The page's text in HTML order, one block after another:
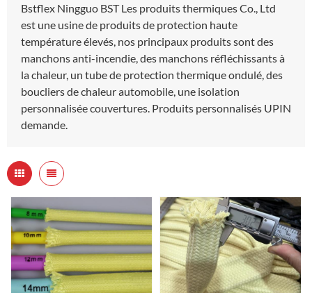
Bstflex Ningguo BST Les produits thermiques Co., Ltd
est une usine de produits de protection haute
température élevés, nos principaux produits sont des
manchons anti-incendie, des manchons réfléchissants à
la chaleur, un tube de protection thermique ondulé, des
boucliers de chaleur automobile, une isolation
personnalisée couvertures. Produits personnalisés UPIN
demande.